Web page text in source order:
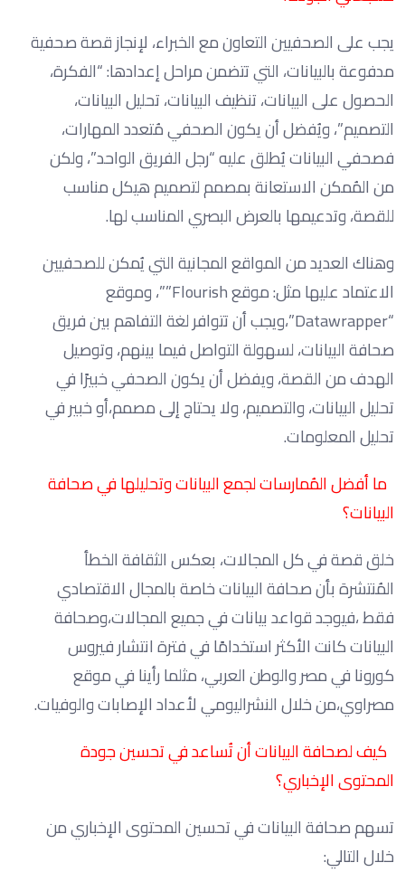
يجب على الصحفيين التعاون مع الخبراء، لإنجاز قصة صحفية
مدفوعة بالبيانات، التي تتضمن مراحل إعدادها: “الفكرة،
الحصول على البيانات، تنظيف البيانات، تحليل البيانات،
التصميم”، ويُفضل أن يكون الصحفي مُتعدد المهارات،
فصحفي البيانات يُطلق عليه “رجل الفريق الواحد”، ولكن
من المُمكن الاستعانة بمصمم لتصميم هيكل مناسب
للقصة، وتدعيمها بالعرض البصري المناسب لها.
وهناك العديد من المواقع المجانية التي يُمكن للصحفيين
الاعتماد عليها مثل: موقع Flourish””، وموقع
“Datawrapper”،ويجب أن تتوافر لغة التفاهم بين فريق
صحافة البيانات، لسهولة التواصل فيما بينهم، وتوصيل
الهدف من القصة، ويفضل أن يكون الصحفي خبيرًا في
تحليل البيانات، والتصميم، ولا يحتاج إلى مصمم،أو خبير في
تحليل المعلومات.
ما أفضل المُمارسات لجمع البيانات وتحليلها في صحافة
البيانات؟
خلق قصة في كل المجالات، بعكس الثقافة الخطأ
المُنتشرة بأن صحافة البيانات خاصة بالمجال الاقتصادي
فقط ،فيوجد قواعد بيانات في جميع المجالات،وصحافة
البيانات كانت الأكثر استخدامًا في فترة انتشار فيروس
كورونا في مصر والوطن العربي، مثلما رأينا في موقع
مصراوي،من خلال النشراليومي لأعداد الإصابات والوفيات.
كيف لصحافة البيانات أن تُساعد في تحسين جودة
المحتوى الإخباري؟
تسهم صحافة البيانات في تحسين المحتوى الإخباري من
خلال التالي: